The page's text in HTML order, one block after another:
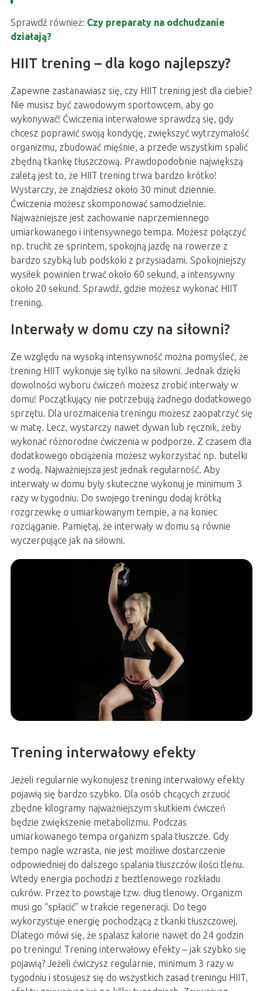
Sprawdź również: Czy preparaty na odchudzanie
działają?
HIIT trening – dla kogo najlepszy?
Zapewne zastanawiasz się, czy HIIT trening jest dla ciebie?
Nie musisz być zawodowym sportowcem, aby go
wykonywać! Ćwiczenia interwałowe sprawdzą się, gdy
chcesz poprawić swoją kondycję, zwiększyć wytrzymałość
organizmu, zbudować mięśnie, a przede wszystkim spalić
zbędną tkankę tłuszczową. Prawdopodobnie największą
zaletą jest to, że HIIT trening trwa bardzo krótko!
Wystarczy, że znajdziesz około 30 minut dziennie.
Ćwiczenia możesz skomponować samodzielnie.
Najważniejsze jest zachowanie naprzemiennego
umiarkowanego i intensywnego tempa. Możesz połączyć
np. trucht ze sprintem, spokojną jazdę na rowerze z
bardzo szybką lub podskoki z przysiadami. Spokojniejszy
wysiłek powinien trwać około 60 sekund, a intensywny
około 20 sekund. Sprawdź, gdzie możesz wykonać HIIT
trening.
Interwały w domu czy na siłowni?
Ze względu na wysoką intensywność można pomyśleć, że
trening HIIT wykonuje się tylko na siłowni. Jednak dzięki
dowolności wyboru ćwiczeń możesz zrobić interwały w
domu! Początkujący nie potrzebują żadnego dodatkowego
sprzętu. Dla urozmaicenia treningu możesz zaopatrzyć się
w matę. Lecz, wystarczy nawet dywan lub ręcznik, żeby
wykonać różnorodne ćwiczenia w podporze. Z czasem dla
dodatkowego obciążenia możesz wykorzystać np. butelki
z wodą. Najważniejsza jest jednak regularność. Aby
interwały w domu były skuteczne wykonuj je minimum 3
razy w tygodniu. Do swojego treningu dodaj krótką
rozgrzewkę o umiarkowanym tempie, a na koniec
rozciąganie. Pamiętaj, że interwały w domu są równie
wyczerpujące jak na siłowni.
Trening interwałowy efekty
Jeżeli regularnie wykonujesz trening interwałowy efekty
pojawią się bardzo szybko. Dla osób chcących zrzucić
zbędne kilogramy najważniejszym skutkiem ćwiczeń
będzie zwiększenie metabolizmu. Podczas
umiarkowanego tempa organizm spala tłuszcze. Gdy
tempo nagle wzrasta, nie jest możliwe dostarczenie
odpowiedniej do dalszego spalania tłuszczów ilości tlenu.
Wtedy energia pochodzi z beztlenowego rozkładu
cukrów. Przez to powstaje tzw. dług tlenowy. Organizm
musi go “spłacić” w trakcie regeneracji. Do tego
wykorzystuje energię pochodzącą z tkanki tłuszczowej.
Dlatego mówi się, że spalasz kalorie nawet do 24 godzin
po treningu! Trening interwałowy efekty – jak szybko się
pojawią? Jeżeli ćwiczysz regularnie, minimum 3 razy w
tygodniu i stosujesz się do wszystkich zasad treningu HIIT,